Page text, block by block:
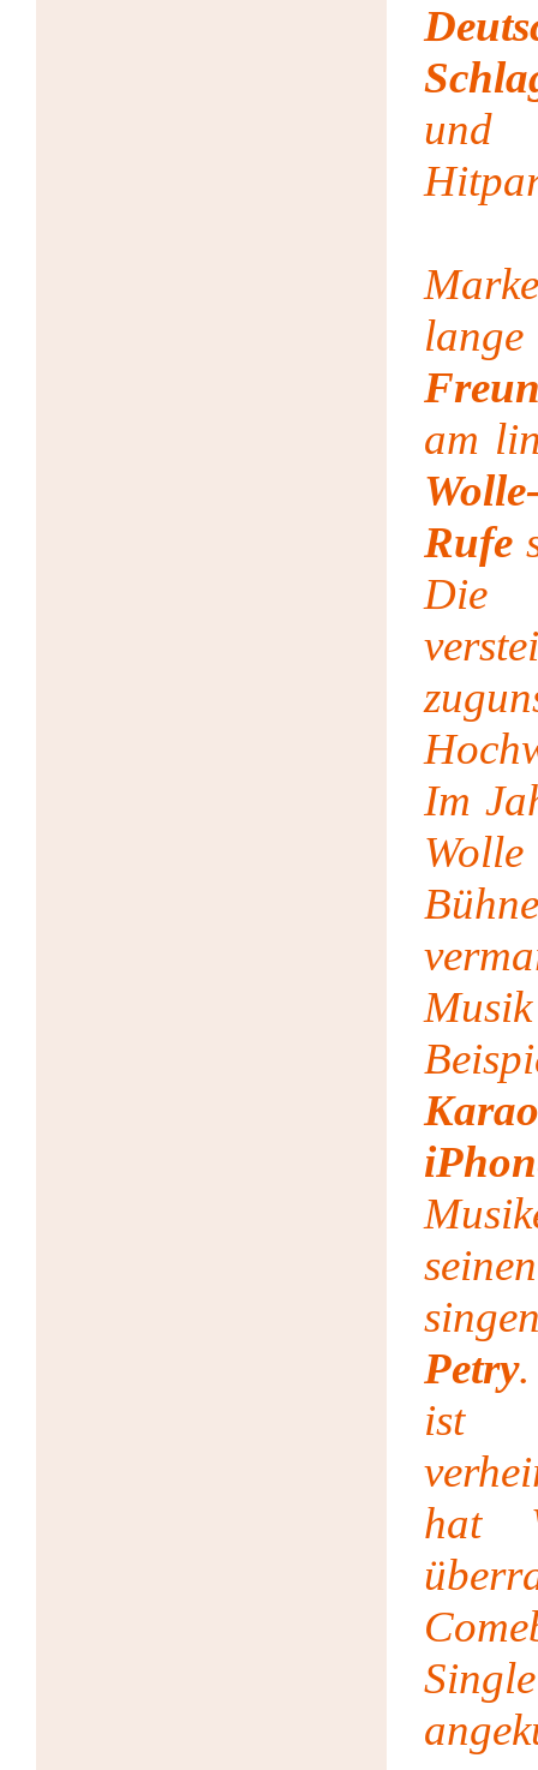
lange
am
Rufe
Die
Im
Petry
ist
hat